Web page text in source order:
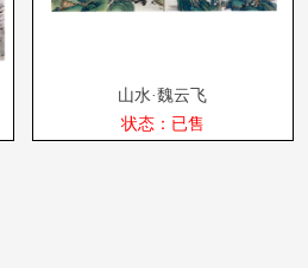
山水·魏云飞
状态：已售